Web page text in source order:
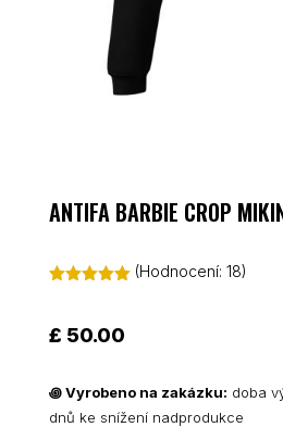
ANTIFA BARBIE CROP
základě
hodnocení
(Hodnocení:18)
£ 50.00
꩜Vyrobeno na zakázku: doba
dnů ke snížení nadprodukce